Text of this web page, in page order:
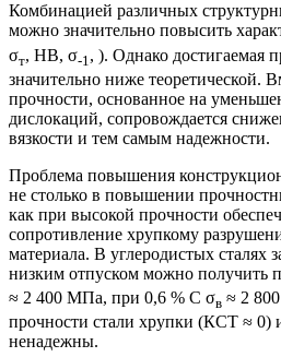
Комбинацией различных
можно значительно повысить
σт, НВ, σ-1 , ). Однако достигаемая
значительно ниже теоретической.
прочности, основанное на
дислокаций, сопровождается
вязкости и тем самым надежности.
Проблема повышения
не столько в повышении
как при высокой прочности
сопротивление хрупкому
материала. В углеродистых сталях
низким отпуском можно получить
≈ 2 400 МПа, при 0,6 % С σв ≈ 2
прочности стали хрупки (КСТ ≈ 0)
ненадежны.